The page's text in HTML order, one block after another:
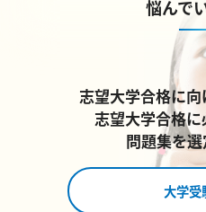
悩んで
志望大学合格に
志望大学合格
問題集を選
大学受